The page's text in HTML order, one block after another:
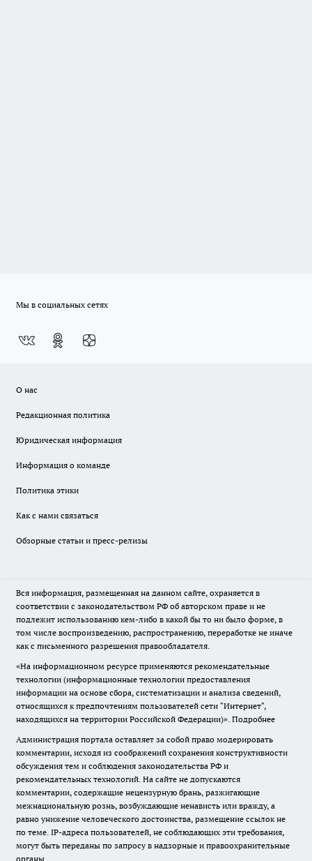
Мы в социальных сетях
О нас
Редакционная политика
Юридическая информация
Информация о команде
Политика этики
Как с нами связаться
Обзорные статьи и пресс-релизы
Вся информация, размещенная на данном сайте, охраняется в
соответствии с законодательством РФ об авторском праве и не
подлежит использованию кем-либо в какой бы то ни было форме, в
том числе воспроизведению, распространению, переработке не иначе
как с письменного разрешения правообладателя.
«На информационном ресурсе применяются рекомендательные
технологии (информационные технологии предоставления
информации на основе сбора, систематизации и анализа сведений,
относящихся к предпочтениям пользователей сети "Интернет",
находящихся на территории Российской Федерации)». Подробнее
Администрация портала оставляет за собой право модерировать
комментарии, исходя из соображений сохранения конструктивности
обсуждения тем и соблюдения законодательства РФ и
рекомендательных технологий. На сайте не допускаются
комментарии, содержащие нецензурную брань, разжигающие
межнациональную рознь, возбуждающие ненависть или вражду, а
равно унижение человеческого достоинства, размещение ссылок не
по теме. IP-адреса пользователей, не соблюдающих эти требования,
могут быть переданы по запросу в надзорные и правоохранительные
органы.